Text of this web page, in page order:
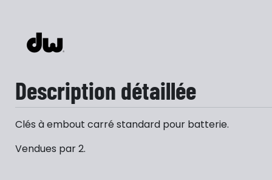
Description détaillée
Clés à embout carré standard pour batterie.
Vendues par 2.